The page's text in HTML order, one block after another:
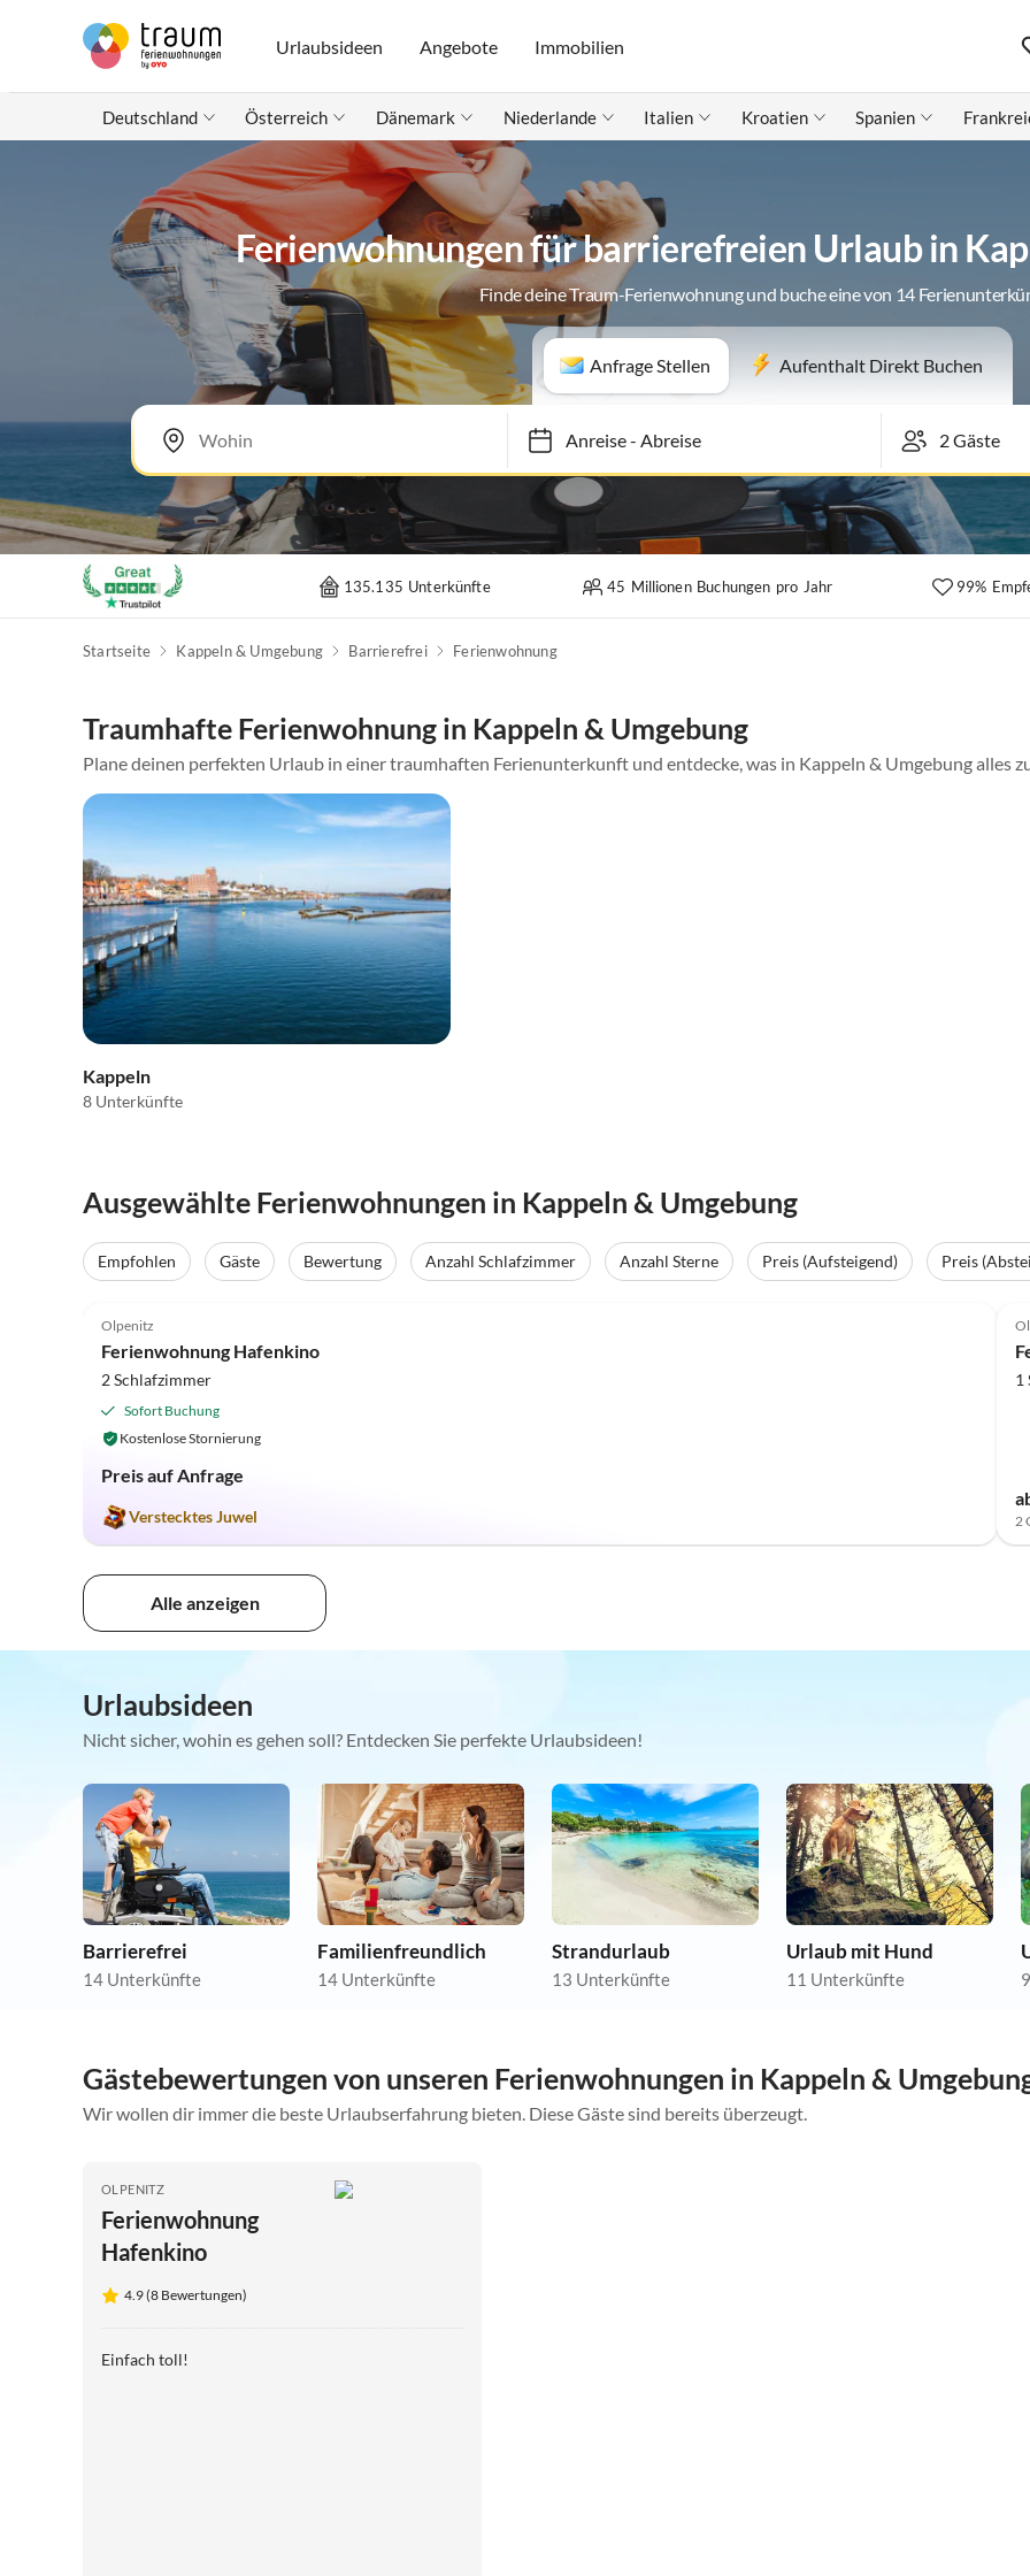
Urlaubsideen Angebote Immobilien
Deutschland Österreich Dänemark Niederlande Italien Kroatien Spanien
Ferienwohnungen für barrierefreien Urlaub in
Finde deine Traum-Ferienwohnung und buche eine von 14
Anfrage Stellen Aufenthalt Direkt Buchen
Anreise- Abreise
135.135 Unterkünfte 45 Millionen Buchungen pro Jahr 99%
Startseite Kappeln & Umgebung Barrierefrei Ferienwohnung
Traumhafte Ferienwohnung in Kappeln & Umgebung
Plane deinen perfekten Urlaub in einer traumhaften Ferienunterkunft und entdecke, was in Kappeln & Umgebung alles
Kappeln
8 Unterkünfte
Ausgewählte Ferienwohnungen in Kappeln & Umgebung
Empfohlen Gäste Bewertung Anzahl Schlafzimmer Anzahl Sterne Preis (Aufsteigend)
Preis
Olpenitz
Ferienwohnung Hafenkino
2 Schlafzimmer
Sofort Buchung
Kostenlose Stornierung
Preis auf Anfrage
Verstecktes Juwel
1
2
Alle anzeigen
Urlaubsideen
Nicht sicher, wohin es gehen soll? Entdecken Sie perfekte Urlaubsideen!
Barrierefrei
14 Unterkünfte
Familienfreundlich
14 Unterkünfte
Strandurlaub
13 Unterkünfte
Urlaub mit Hund
11 Unterkünfte
Gästebewertungen von unseren Ferienwohnungen in Kappeln &
Wir wollen dir immer die beste Urlaubserfahrung bieten. Diese Gäste sind bereits überzeugt.
OLPENITZ
Ferienwohnung
Hafenkino
4.9 (8 Bewertungen)
Einfach toll!